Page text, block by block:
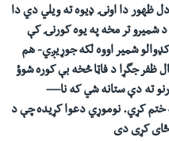
ظهور دا اونۍ ډیوه ته ويلي دي دا
شمیرو تر مخه په یوه کورنۍ کې
شمیر اووه لکه جوړیږي- هم
ظفر جگړا د فاټا څخه بې کوره شوؤ
ته دې ستانه شي که نا—
ختم کړي. نوموړي دعوا کړیده چې د
ځای کړی دی